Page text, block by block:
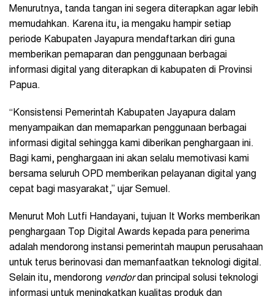
Menurutnya, tanda tangan ini segera diterapkan agar lebih
memudahkan. Karena itu, ia mengaku hampir setiap
periode Kabupaten Jayapura mendaftarkan diri guna
memberikan pemaparan dan penggunaan berbagai
informasi digital yang diterapkan di kabupaten di Provinsi
Papua.
“Konsistensi Pemerintah Kabupaten Jayapura dalam
menyampaikan dan memaparkan penggunaan berbagai
informasi digital sehingga kami diberikan penghargaan ini.
Bagi kami, penghargaan ini akan selalu memotivasi kami
bersama seluruh OPD memberikan pelayanan digital yang
cepat bagi masyarakat,” ujar Semuel.
Menurut Moh Lutfi Handayani, tujuan It Works memberikan
penghargaan Top Digital Awards kepada para penerima
adalah mendorong instansi pemerintah maupun perusahaan
untuk terus berinovasi dan memanfaatkan teknologi digital.
Selain itu, mendorong vendordan principal solusi teknologi
informasi untuk meningkatkan kualitas produk dan